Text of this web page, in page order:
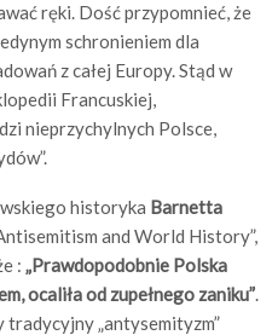
ręki. Dość przypomnieć, że
schronieniem dla
z całej Europy. Stąd w
Francuskiej,
nieprzychylnych Polsce,
historyka Barnetta
and World History”,
: „Prawdopodobnie Polska
ocaliła od zupełnego zaniku”.
„antysemityzm”